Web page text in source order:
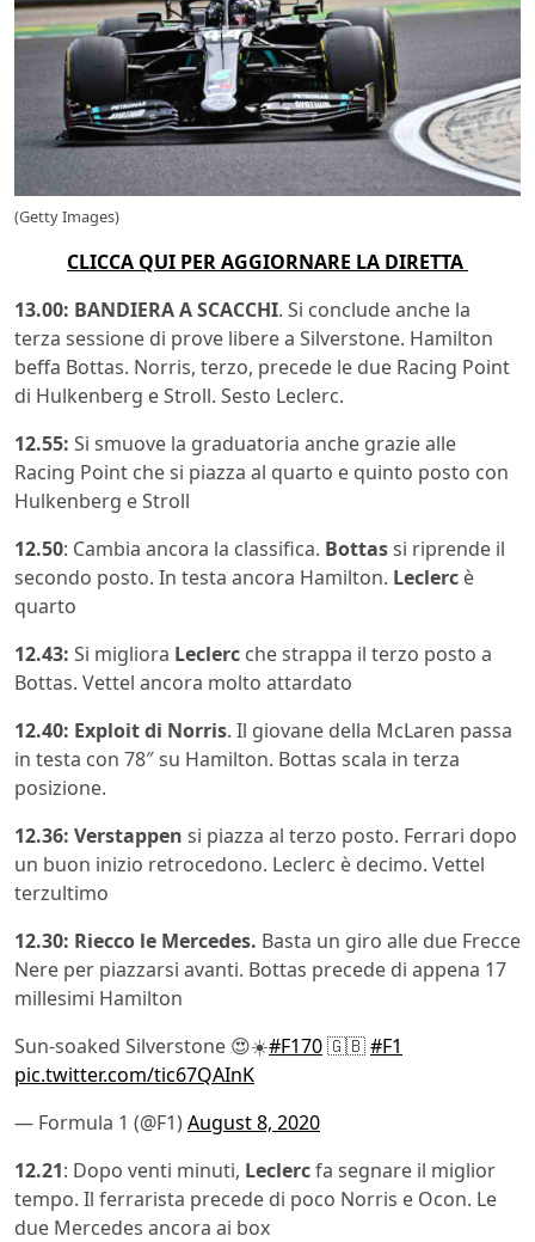
(Getty Images)
CLICCA QUI PER AGGIORNARE LA DIRETTA
13.00: BANDIERA A SCACCHI. Si conclude anche la
terza sessione di prove libere a Silverstone. Hamilton
beffa Bottas. Norris, terzo, precede le due Racing Point
di Hulkenberg e Stroll. Sesto Leclerc.
12.55: Si smuove la graduatoria anche grazie alle
Racing Point che si piazza al quarto e quinto posto con
Hulkenberg e Stroll
12.50: Cambia ancora la classifica. Bottassi riprende il
secondo posto. In testa ancora Hamilton. Leclerc è
quarto
12.43: Si migliora Leclerc che strappa il terzo posto a
Bottas. Vettel ancora molto attardato
12.40: Exploit di Norris. Il giovane della McLaren passa
in testa con 78″ su Hamilton. Bottas scala in terza
posizione.
12.36: Verstappen si piazza al terzo posto. Ferrari dopo
un buon inizio retrocedono. Leclerc è decimo. Vettel
terzultimo
12.30: Riecco le Mercedes. Basta un giro alle due Frecce
Nere per piazzarsi avanti. Bottas precede di appena 17
millesimi Hamilton
Sun-soaked Silverstone 😍☀️#F170🇬🇧#F1
pic.twitter.com/tic67QAInK
— Formula 1 (@F1)August 8, 2020
12.21: Dopo venti minuti, Leclercfa segnare il miglior
tempo. Il ferrarista precede di poco Norris e Ocon. Le
due Mercedes ancora ai box